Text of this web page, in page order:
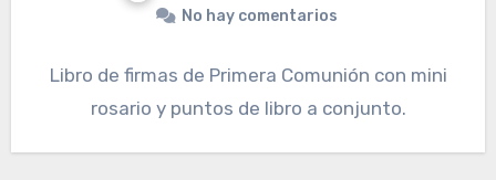
No hay comentarios
Libro de firmas de Primera Comunión con mini
rosario y puntos de libro a conjunto.